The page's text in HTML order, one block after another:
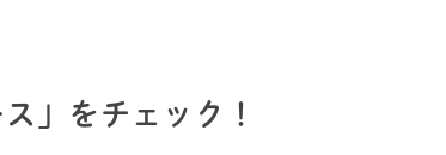
」をチェック！